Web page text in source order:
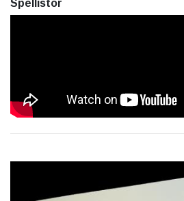
Spellistor